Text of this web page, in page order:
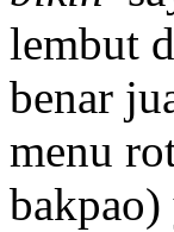
lembut
benar
menu